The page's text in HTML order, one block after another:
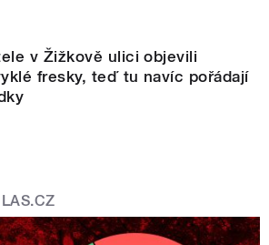
v Žižkově ulici objevili
fresky, teď tu navíc pořádají